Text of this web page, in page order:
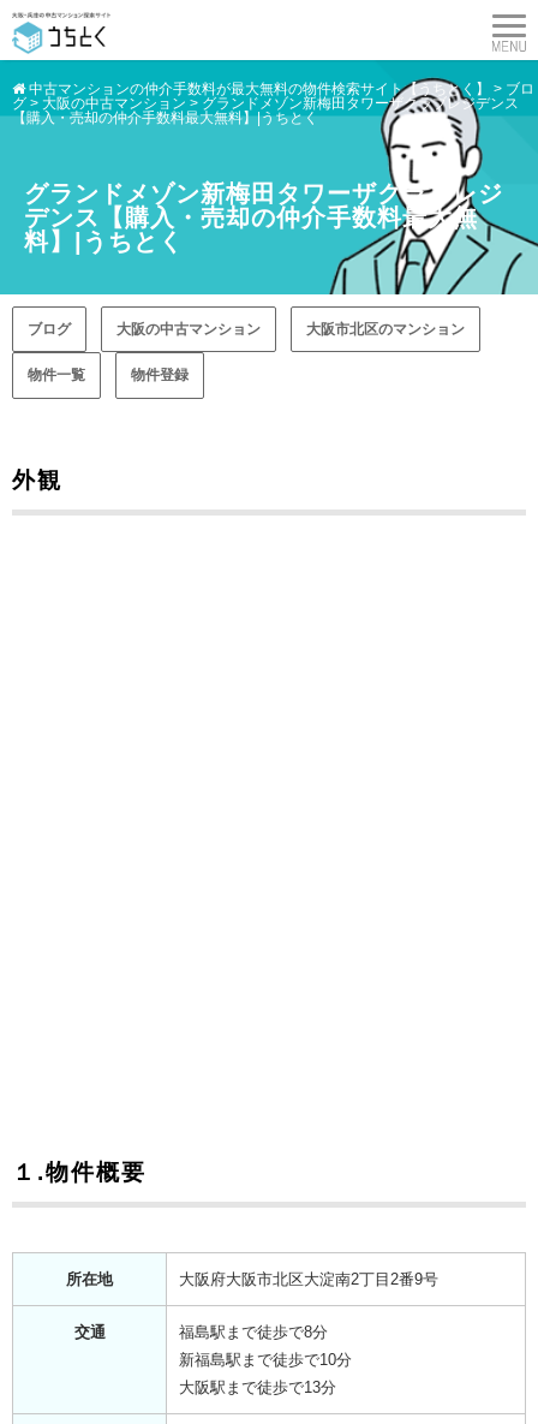
中古マンションの仲介手数料が最大無料の物件検索サイト【うちとく】 > ブロ
グ > 大阪の中古マンション > グランドメゾン新梅田タワーザクラブレジデンス
【購入・売却の仲介手数料最大無料】|うちとく
グランドメゾン新梅田タワーザクラブレジ
デンス【購入・売却の仲介手数料最大無
料】|うちとく
ブログ 大阪の中古マンション 大阪市北区のマンション
物件一覧 物件登録
外観
１.物件概要
所在地 大阪府大阪市北区大淀南2丁目2番9号
交通
福島駅まで徒歩で8分
新福島駅まで徒歩で10分
大阪駅まで徒歩で13分